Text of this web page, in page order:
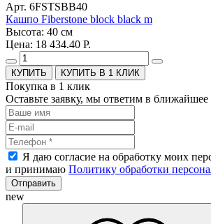
Арт. 6FSTSBB40
Кашпо Fiberstone block black m
Высота: 40 см
Цена: 18 434.40 Р.
КУПИТЬ В 1 КЛИК
Покупка в 1 клик
Оставьте заявку, мы ответим в ближайшее
Я даю согласие на обработку моих
и принимаю Политику обработки
Отправить
new